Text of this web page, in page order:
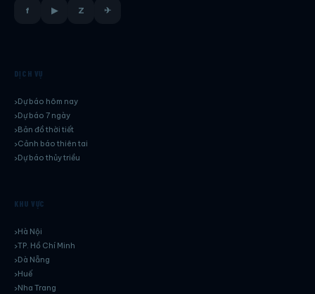
f ▶ Z ✈
DỊCH VỤ
Dự báo hôm nay
Dự báo 7 ngày
Bản đồ thời tiết
Cảnh báo thiên tai
Dự báo thủy triều
KHU VỰC
Hà Nội
TP. Hồ Chí Minh
Dà Nẵng
Huế
Nha Trang